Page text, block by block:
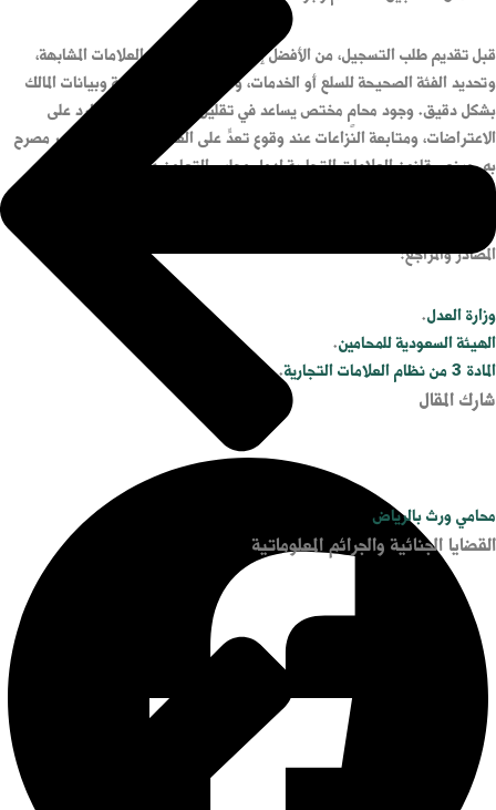
محامي ورث بالرياض
القضايا الجنائية والجرائم المعلوماتية
قبل تقديم طلب التسجيل، من الأفضل إجراء بحث أولي عن العلامات المشابهة،
وتحديد الفئة الصحيحة للسلع أو الخدمات، وتجهيز صورة العلامة وبيانات المالك
بشكل دقيق. وجود محامٍ مختص يساعد في تقليل أخطاء الطلب، والرد على
الاعتراضات، ومتابعة النزاعات عند وقوع تعدٍّ على العلامة أو استعمال غير مصرح
به. وينص قانون العلامات التجارية لدول مجلس التعاون على أن مدة الحماية
الناتجة عن تسجيل العلامة التجارية تكون 10 سنوات قابلة للتجديد لمدد مماثلة.
المصادر والمراجع:
وزارة العدل.
الهيئة السعودية للمحامين.
المادة 3 من نظام العلامات التجارية
.
شارك المقال